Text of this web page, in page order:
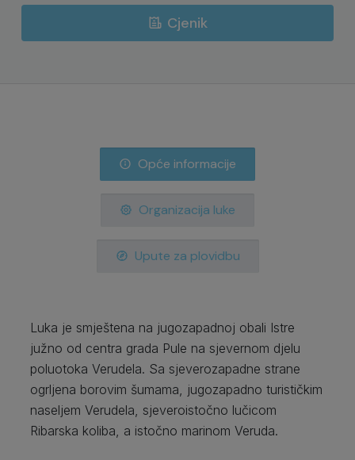
Cjenik
Opće informacije
Organizacija luke
Upute za plovidbu
Luka je smještena na jugozapadnoj obali Istre
južno od centra grada Pule na sjevernom djelu
poluotoka Verudela. Sa sjeverozapadne strane
ogrljena borovim šumama, jugozapadno turističkim
naseljem Verudela, sjeveroistočno lučicom
Ribarska koliba, a istočno marinom Veruda.